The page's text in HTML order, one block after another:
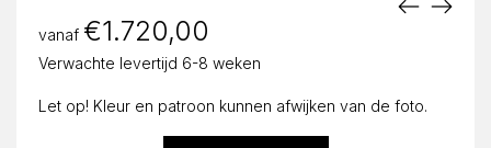
vanaf €1.720,00
Verwachte levertijd 6-8 weken
Let op! Kleur en patroon kunnen afwijken van de foto.